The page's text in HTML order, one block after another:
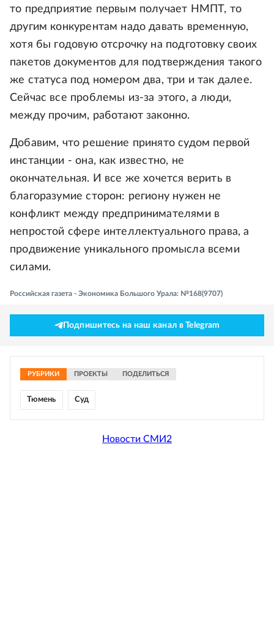
то предприятие первым получает НМПТ, то
другим конкурентам надо давать временную,
хотя бы годовую отсрочку на подготовку своих
пакетов документов для подтверждения такого
же статуса под номером два, три и так далее.
Сейчас все проблемы из-за этого, а люди,
между прочим, работают законно.
Добавим, что решение принято судом первой
инстанции - она, как известно, не
окончательная. И все же хочется верить в
благоразумие сторон: региону нужен не
конфликт между предпринимателями в
непростой сфере интеллектуального права, а
продвижение уникального промысла всеми
силами.
Российская газета - Экономика Большого Урала: №168(9707)
Подпишитесь на наш канал в Telegram
РУБРИКИ ПРОЕКТЫ ПОДЕЛИТЬСЯ
Тюмень Суд
Новости СМИ2